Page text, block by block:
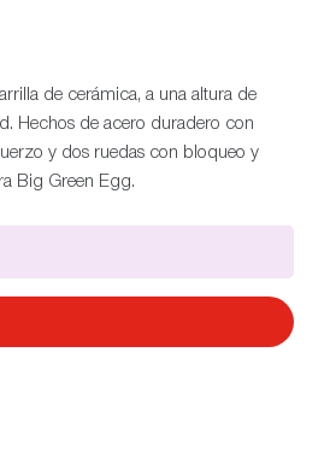
de cerámica, a una altura de
Hechos de acero duradero con
y dos ruedas con bloqueo y
Big Green Egg.